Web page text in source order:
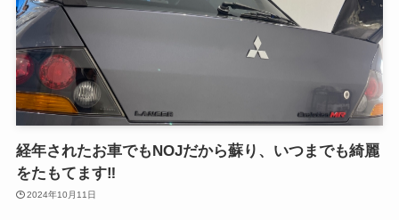
経年されたお車でもNOJだから蘇り、いつまでも綺麗
をたもてます‼️
2024年10月11日